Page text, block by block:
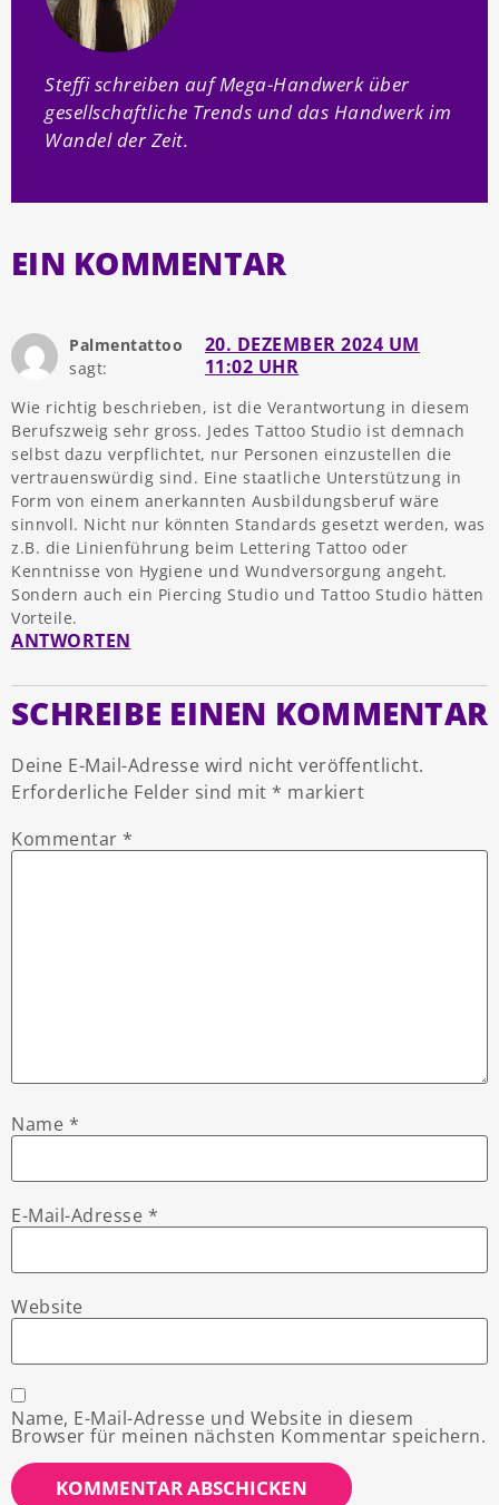
Steffi schreiben auf Mega-Handwerk über
gesellschaftliche Trends und das Handwerk im
Wandel der Zeit.
EIN KOMMENTAR
Palmentattoo
sagt:
20. DEZEMBER 2024 UM
11:02 UHR
Wie richtig beschrieben, ist die Verantwortung in diesem
Berufszweig sehr gross. Jedes Tattoo Studio ist demnach
selbst dazu verpflichtet, nur Personen einzustellen die
vertrauenswürdig sind. Eine staatliche Unterstützung in
Form von einem anerkannten Ausbildungsberuf wäre
sinnvoll. Nicht nur könnten Standards gesetzt werden, was
z.B. die Linienführung beim Lettering Tattoo oder
Kenntnisse von Hygiene und Wundversorgung angeht.
Sondern auch ein Piercing Studio und Tattoo Studio hätten
Vorteile.
ANTWORTEN
SCHREIBE EINEN KOMMENTAR
Deine E-Mail-Adresse wird nicht veröffentlicht.
Erforderliche Felder sind mit * markiert
Kommentar *
Name *
E-Mail-Adresse *
Website
Name, E-Mail-Adresse und Website in diesem
Browser für meinen nächsten Kommentar speichern.